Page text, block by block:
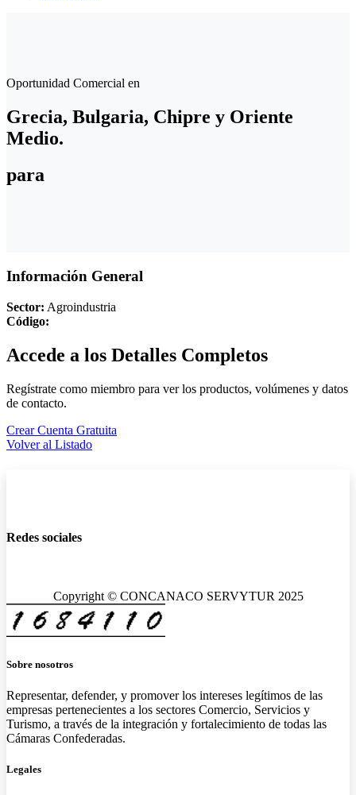
Oportunidad Comercial en
Grecia, Bulgaria, Chipre y Oriente
Medio.
para
Información General
Sector: Agroindustria
Código:
Accede a los Detalles Completos
Regístrate como miembro para ver los productos, volúmenes y datos
de contacto.
Crear Cuenta Gratuita
Volver al Listado
Redes sociales
Copyright © CONCANACO SERVYTUR 2025
Sobre nosotros
Representar, defender, y promover los intereses legítimos de las
empresas pertenecientes a los sectores Comercio, Servicios y
Turismo, a través de la integración y fortalecimiento de todas las
Cámaras Confederadas.
Legales